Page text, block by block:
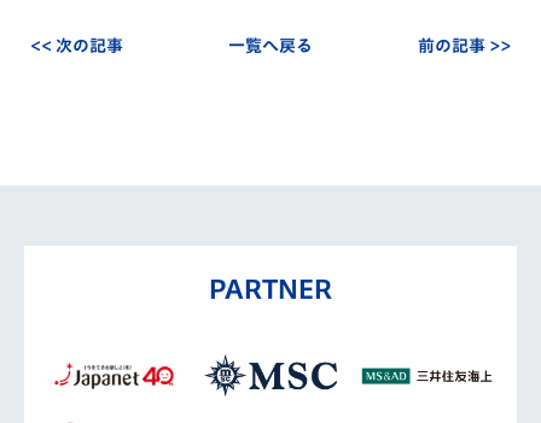
<< 次の記事 一覧へ戻る 前の記事 >>
PARTNER